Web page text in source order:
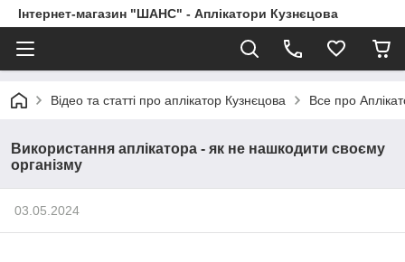
Інтернет-магазин "ШАНС" - Аплікатори Кузнєцова
Відео та статті про аплікатор Кузнєцова Все про
Використання аплікатора - як не нашкодити своєму
організму
03.05.2024